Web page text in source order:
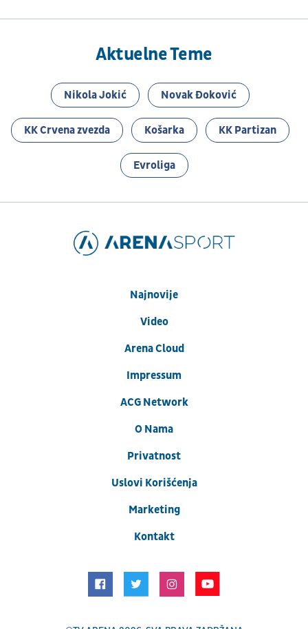
Aktuelne Teme
Nikola Jokić Novak Đoković
KK Crvena zvezda Košarka KK Partizan
Evroliga
Najnovije
Video
Arena Cloud
Impressum
ACG Network
O Nama
Privatnost
Uslovi Korišćenja
Marketing
Kontakt